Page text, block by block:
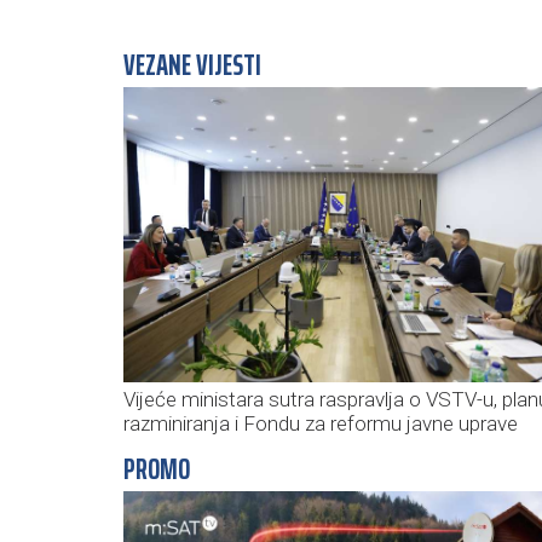
VEZANE VIJESTI
Vijeće ministara sutra raspravlja o VSTV-u,
razminiranja i Fondu za reformu javne uprave
PROMO